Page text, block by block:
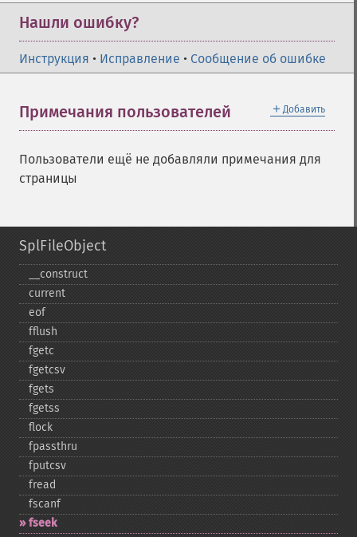
Нашли ошибку?
Инструкция • Исправление • Сообщение об ошибке
＋ Добавить
Примечания пользователей
Пользователи ещё не добавляли примечания для
страницы
SplFileObject
_​_​construct
current
eof
fflush
fgetc
fgetcsv
fgets
fgetss
flock
fpassthru
fputcsv
fread
fscanf
fseek